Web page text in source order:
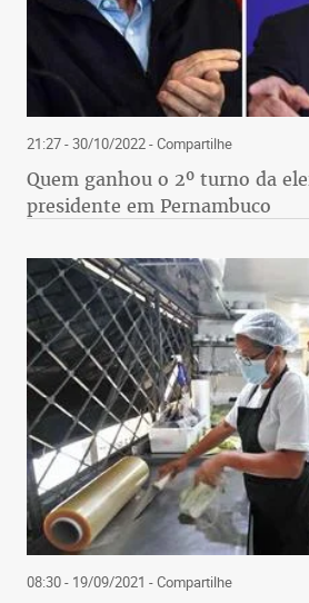
21:27 - 30/10/2022- Compartilhe
Quem ganhou o 2º turno da
presidente em Pernambuco
08:30 - 19/09/2021 - Compartilhe